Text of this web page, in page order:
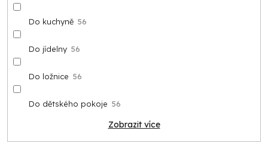
Do kuchyně 56
Do jídelny 56
Do ložnice 56
Do dětského pokoje 56
Zobrazit více